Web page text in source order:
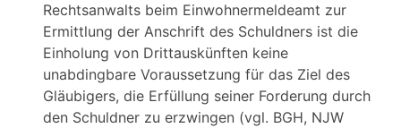
Rechtsanwalts beim Einwohnermeldeamt zur
Ermittlung der Anschrift des Schuldners ist die
Einholung von Drittauskünften keine
unabdingbare Voraussetzung für das Ziel des
Gläubigers, die Erfüllung seiner Forderung durch
den Schuldner zu erzwingen (vgl. BGH, NJW